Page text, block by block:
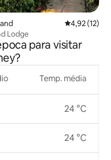
4,92 de uma
4,92 (12)
Lodge
para visitar
Temp. média
24 °C
24 °C